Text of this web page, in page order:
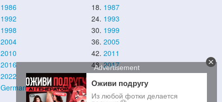
1986 18. 1987
1992 24. 1993
1998 30. 1999
2004 36. 2005
2010 42. 2011
2016 48. 2017
2022 54. 2023
German